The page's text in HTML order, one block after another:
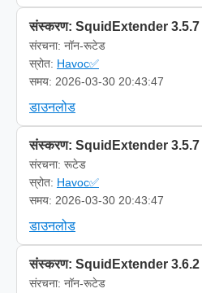
संस्करण: SquidExtender 3.5.7
संरचना: नॉन-रूटेड
स्रोत: Havoc✅
समय: 2026-03-30 20:43:47
डाउनलोड
संस्करण: SquidExtender 3.5.7
संरचना: रूटेड
स्रोत: Havoc✅
समय: 2026-03-30 20:43:47
डाउनलोड
संस्करण: SquidExtender 3.6.2
संरचना: नॉन-रूटेड